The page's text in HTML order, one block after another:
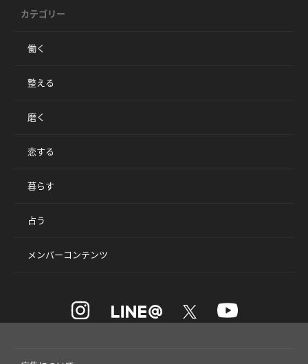
カテゴリー
働く
整える
磨く
恋する
暮らす
占う
メンバーコンテンツ